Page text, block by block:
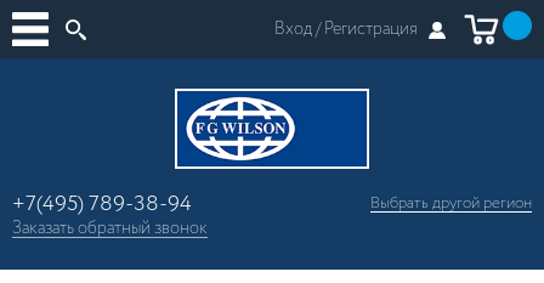
Вход /Регистрация
+7(495) 789-38-94
Заказатьобратный звонок
Выбрать другой регион